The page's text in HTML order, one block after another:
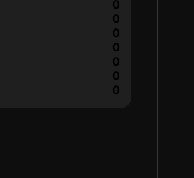
0
0
0
0
0
0
0